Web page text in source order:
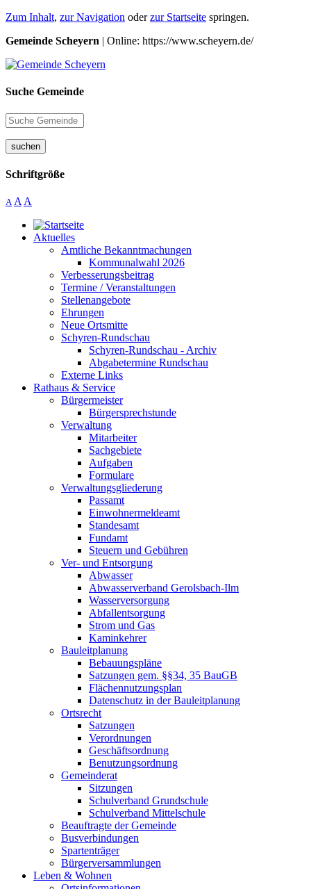
Zum Inhalt, zur Navigation oderzur Startseite springen.
Gemeinde Scheyern | Online: https://www.scheyern.de/
Suche Gemeinde
suchen
Schriftgröße
A A A
Aktuelles
Amtliche Bekanntmachungen
Kommunalwahl 2026
Verbesserungsbeitrag
Termine / Veranstaltungen
Stellenangebote
Ehrungen
Neue Ortsmitte
Schyren-Rundschau
Schyren-Rundschau - Archiv
Abgabetermine Rundschau
Externe Links
Rathaus & Service
Bürgermeister
Bürgersprechstunde
Verwaltung
Mitarbeiter
Sachgebiete
Aufgaben
Formulare
Verwaltungsgliederung
Passamt
Einwohnermeldeamt
Standesamt
Fundamt
Steuern und Gebühren
Ver- und Entsorgung
Abwasser
Abwasserverband Gerolsbach-Ilm
Wasserversorgung
Abfallentsorgung
Strom und Gas
Kaminkehrer
Bauleitplanung
Bebauungspläne
Satzungen gem. §§34, 35 BauGB
Flächennutzungsplan
Datenschutz in der Bauleitplanung
Ortsrecht
Satzungen
Verordnungen
Geschäftsordnung
Benutzungsordnung
Gemeinderat
Sitzungen
Schulverband Grundschule
Schulverband Mittelschule
Beauftragte der Gemeinde
Busverbindungen
Spartenträger
Bürgerversammlungen
Leben & Wohnen